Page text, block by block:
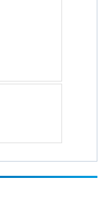
+ LISTE